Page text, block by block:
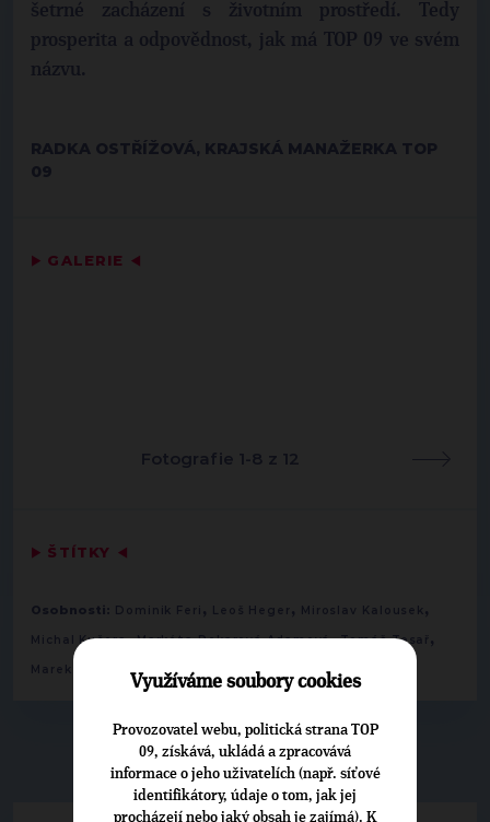
▶ NEPŘEHLÉDNĚTE◀
šetrné zacházení s životním prostředí. Tedy
prosperita a odpovědnost, jak má TOP 09 ve svém
názvu.
RADKA OSTŘÍŽOVÁ, KRAJSKÁ MANAŽERKA TOP
09
▶ GALERIE ◀
Fotografie 1-8 z 12
▶ ŠTÍTKY ◀
Osobnosti: Dominik Feri , Leoš Heger , Miroslav Kalousek ,
Michal Kučera,Markéta Pekarová Adamová,Tomáš Tesař ,
Marek Ženíšek
Využíváme soubory cookies
Provozovatel webu, politická strana TOP
09, získává, ukládá a zpracovává
informace o jeho uživatelích (např. síťové
identifikátory, údaje o tom, jak jej
procházejí nebo jaký obsah je zajímá). K